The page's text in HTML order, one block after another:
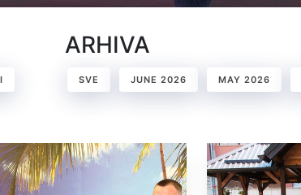
ARHIVA
SVE JUNE 2026 MAY 2026